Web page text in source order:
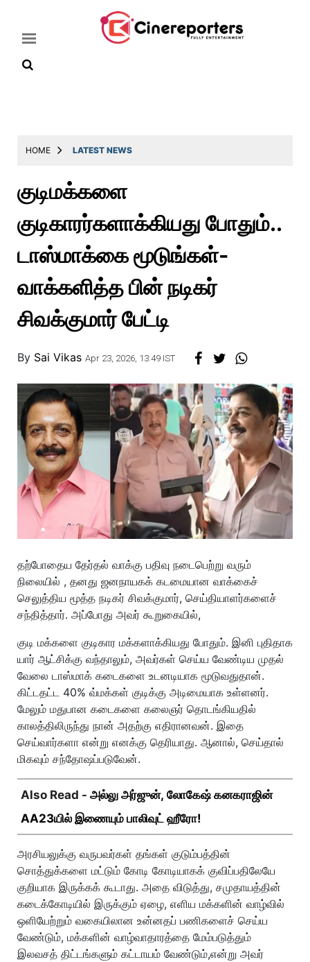
Latest
Throwback
Television
Reviews
Story
HOME LATEST NEWS
குடிமக்களை
குடிகாரர்களாக்கியது போதும்..
டாஸ்மாக்கை மூடுங்கள்-
வாக்களித்த பின் நடிகர்
சிவக்குமார் பேட்டி
By Sai Vikas Apr 23, 2026, 13:49 IST
தற்போதைய தேர்தல் வாக்கு பதிவு நடைபெற்று வரும்
நிலையில் , தனது ஜனநாயகக் கடமையான வாக்கைச்
செலுத்திய மூத்த நடிகர் சிவக்குமார், செய்தியாளர்களைச்
சந்தித்தார். அப்போது அவர் கூறுகையில்,
குடி மக்களை குடிகார மக்களாக்கியது போதும். இனி புதிதாக
யார் ஆட்சிக்கு வந்தாலும், அவர்கள் செய்ய வேண்டிய முதல்
வேலை டாஸ்மாக் கடைகளை உடனடியாக மூடுவதுதான்.
கிட்டதட்ட 40% வ்மக்கள் குடிக்கு அடிமையாக உள்ளனர்.
மேலும் மதுபான கடைகளை கலைஞர் தொடங்கியதில்
காலத்திலிருந்து நான் அதற்கு எதிரானவன். இதை
செய்வார்களா என்று எனக்கு தெரியாது. ஆனால், செய்தால்
மிகவும் சந்தோஷப்படுவேன்.
Also Read - அல்லு அர்ஜுன், லோகேஷ் கனகராஜின்
AA23யில் இணையும் பாலிவுட் ஹீரோ!
அரசியலுக்கு வருபவர்கள் தங்கள் குடும்பத்தின்
சொத்துக்களை மட்டும் கோடி கோடியாகக் குவிப்பதிலேயே
குறியாக இருக்கக் கூடாது. அதை விடுத்து, சமுதாயத்தின்
கடைக்கோடியில் இருக்கும் ஏழை, எளிய மக்களின் வாழ்வில்
ஒளியேற்றும் வகையிலான உன்னதப் பணிகளைச் செய்ய
வேண்டும், மக்களின் வாழ்வாதாரத்தை மேம்படுத்தும்
இலவசத் திட்டங்களும் கட்டாயம் வேண்டும்,என்று அவர்